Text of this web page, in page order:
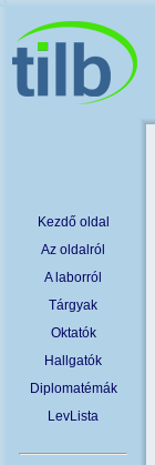
Kezdő oldal
Az oldalról
A laborról
Tárgyak
Oktatók
Hallgatók
Diplomatémák
LevLista